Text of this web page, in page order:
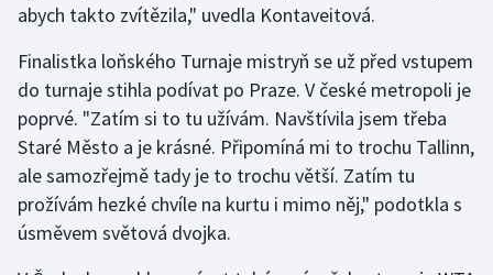
Ragby
Rychlobruslení
Rychlostní kanoistika
Short track
Sportovní střelba
abych takto zvítězila," uvedla Kontaveitová.
Finalistka loňského Turnaje mistryň se už před vstupem
do turnaje stihla podívat po Praze. V české metropoli je
poprvé. "Zatím si to tu užívám. Navštívila jsem třeba
Staré Město a je krásné. Připomíná mi to trochu Tallinn,
ale samozřejmě tady je to trochu větší. Zatím tu
prožívám hezké chvíle na kurtu i mimo něj," podotkla s
úsměvem světová dvojka.